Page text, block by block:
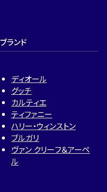
ランド
ディオール
グッチ
カルティエ
ティファニー
ハリー・ウィンストン
ブルガリ
ヴァン クリーフ＆アーペ
ル